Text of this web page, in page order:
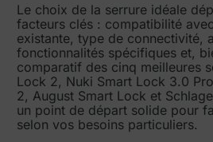
Le choix de la serrure idéale
facteurs clés : compatibilité
existante, type de connectivité,
fonctionnalités spécifiques et,
comparatif des cinq meilleures
Lock 2, Nuki Smart Lock 3.0
2, August Smart Lock et
un point de départ solide pour
selon vos besoins particuliers.